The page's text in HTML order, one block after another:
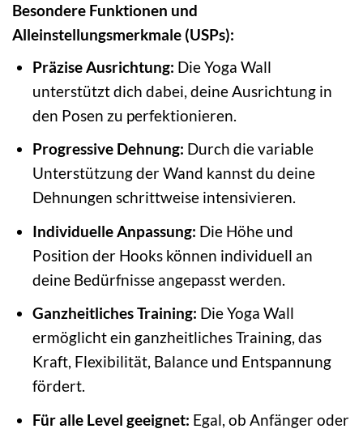
Besondere Funktionen und
Alleinstellungsmerkmale (USPs):
Präzise Ausrichtung: Die Yoga Wall
unterstützt dich dabei, deine Ausrichtung in
den Posen zu perfektionieren.
Progressive Dehnung: Durch die variable
Unterstützung der Wand kannst du deine
Dehnungen schrittweise intensivieren.
Individuelle Anpassung: Die Höhe und
Position der Hooks können individuell an
deine Bedürfnisse angepasst werden.
Ganzheitliches Training: Die Yoga Wall
ermöglicht ein ganzheitliches Training, das
Kraft, Flexibilität, Balance und Entspannung
fördert.
Für alle Level geeignet: Egal, ob Anfänger oder